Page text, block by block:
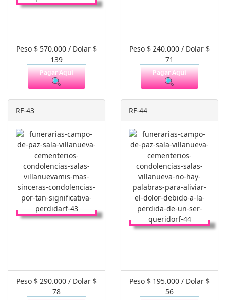
Peso $ 570.000 / Dolar $
139
Pagar Aquí
Peso $ 240.000 / Dolar $
71
Pagar Aquí
RF-43
Peso $ 290.000 / Dolar $
78
RF-44
Peso $ 195.000 / Dolar $
56